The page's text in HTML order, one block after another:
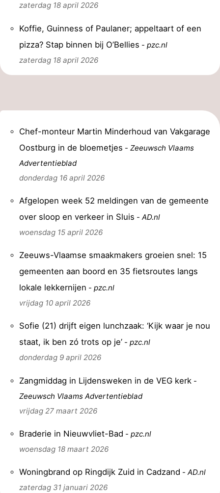
zaterdag 18 april 2026
Koffie, Guinness of Paulaner; appeltaart of een
pizza? Stap binnen bij O’Bellies -pzc.nl
zaterdag 18 april 2026
Chef-monteur Martin Minderhoud van Vakgarage
Oostburg in de bloemetjes -Zeeuwsch Vlaams
Advertentieblad
donderdag 16 april 2026
Afgelopen week 52 meldingen van de gemeente
over sloop en verkeer in Sluis -AD.nl
woensdag 15 april 2026
Zeeuws-Vlaamse smaakmakers groeien snel: 15
gemeenten aan boord en 35 fietsroutes langs
lokale lekkernijen -pzc.nl
vrijdag 10 april 2026
Sofie (21) drijft eigen lunchzaak: ‘Kijk waar je nou
staat, ik ben zó trots op je’ -pzc.nl
donderdag 9 april 2026
Zangmiddag in Lijdensweken in de VEG kerk -
Zeeuwsch Vlaams Advertentieblad
vrijdag 27 maart 2026
Braderie in Nieuwvliet-Bad -pzc.nl
woensdag 18 maart 2026
Woningbrand op Ringdijk Zuid in Cadzand -AD.nl
zaterdag 31 januari 2026